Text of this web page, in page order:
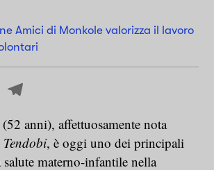
Amici di Monkole valorizza il lavoro
WhatsApp
anni), affettuosamente nota
, è oggi uno dei principali
materno-infantile nella